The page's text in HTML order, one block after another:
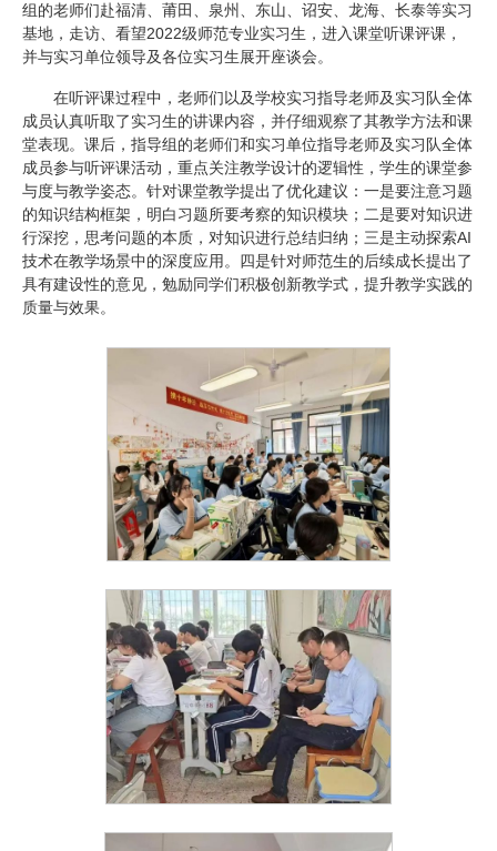
组的老师们赴福清、莆田、泉州、东山、诏安、龙海、长泰等实习
基地，走访、看望2022级师范专业实习生，进入课堂听课评课，
并与实习单位领导及各位实习生展开座谈会。
在听评课过程中，老师们以及学校实习指导老师及实习队全体
成员认真听取了实习生的讲课内容，并仔细观察了其教学方法和课
堂表现。课后，指导组的老师们和实习单位指导老师及实习队全体
成员参与听评课活动，重点关注教学设计的逻辑性，学生的课堂参
与度与教学姿态。针对课堂教学提出了优化建议：一是要注意习题
的知识结构框架，明白习题所要考察的知识模块；二是要对知识进
行深挖，思考问题的本质，对知识进行总结归纳；三是主动探索AI
技术在教学场景中的深度应用。四是针对师范生的后续成长提出了
具有建设性的意见，勉励同学们积极创新教学式，提升教学实践的
质量与效果。